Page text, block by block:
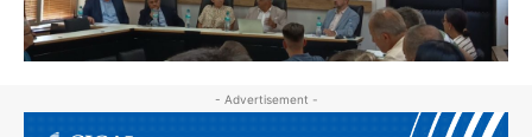
- Advertisement -